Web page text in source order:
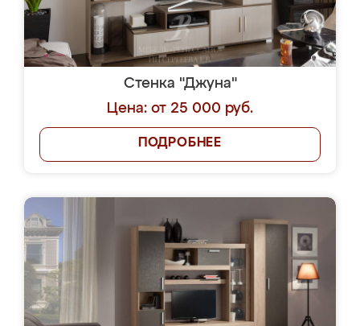
Стенка "Джуна"
Цена: от 25 000 руб.
ПОДРОБНЕЕ